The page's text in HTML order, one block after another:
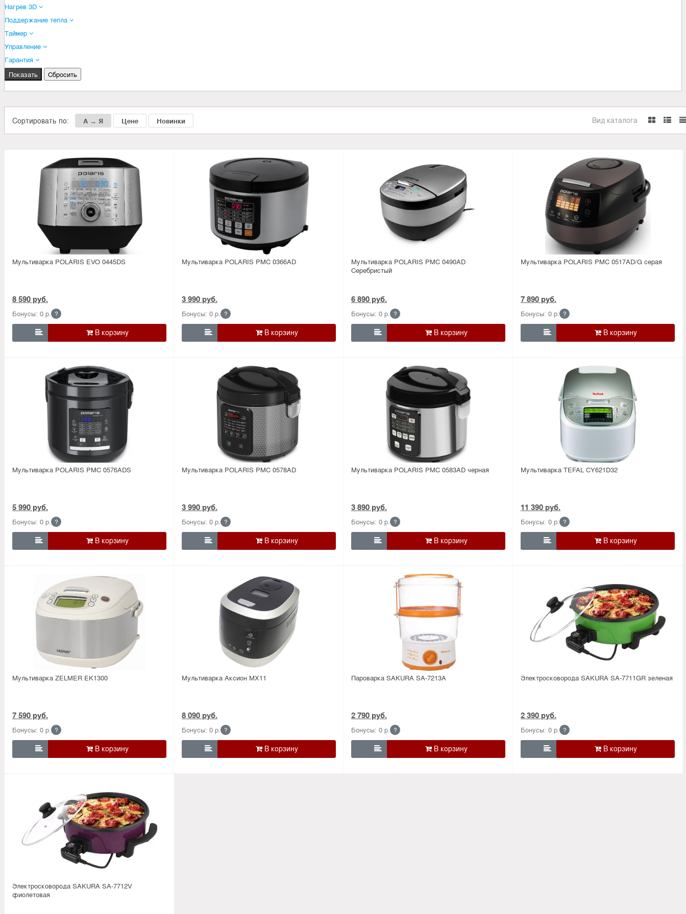
Нагрев 3D
Поддержание тепла
Таймер
Управление
Гарантия
Сортировать по: А → Я Цене Новинки Вид каталога
Мультиварка POLARIS EVO 0445DS
8 590 руб.
Бонусы: 0 р. ?

Мультиварка POLARIS PMC 0366AD
3 990 руб.
Бонусы: 0 р. ?

Мультиварка POLARIS PMC 0490AD
Серебристый
6 890 руб.
Бонусы: 0 р. ?

Мультиварка POLARIS PMC 0517AD/G серая
7 890 руб.
Бонусы: 0 р. ?

Мультиварка POLARIS PMC 0576ADS
5 990 руб.
Бонусы: 0 р. ?

Мультиварка POLARIS PMC 0578AD
3 990 руб.
Бонусы: 0 р. ?

Мультиварка POLARIS PMC 0583AD черная
3 890 руб.
Бонусы: 0 р. ?

Мультиварка TEFAL CY621D32
11 390 руб.
Бонусы: 0 р. ?

Мультиварка ZELMER EK1300
7 590 руб.
Бонусы: 0 р. ?

Мультиварка Аксион МХ11
8 090 руб.
Бонусы: 0 р. ?

Пароварка SAKURA SA-7213A
2 790 руб.
Бонусы: 0 р. ?

Электросковорода SAKURA SA-7711GR зеленая
2 390 руб.
Бонусы: 0 р. ?

Электросковорода SAKURA SA-7712V
фиолетовая